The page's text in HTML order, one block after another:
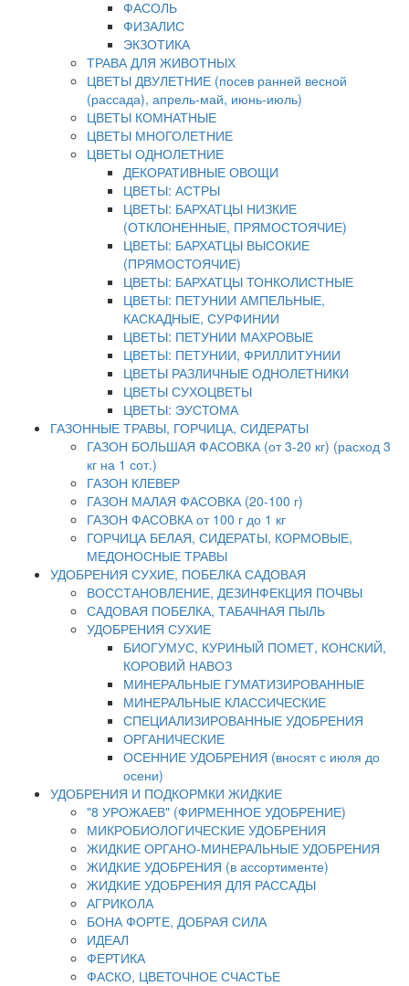
ФАСОЛЬ
ФИЗАЛИС
ЭКЗОТИКА
ТРАВА ДЛЯ ЖИВОТНЫХ
ЦВЕТЫ ДВУЛЕТНИЕ (посев ранней весной
(рассада), апрель-май, июнь-июль)
ЦВЕТЫ КОМНАТНЫЕ
ЦВЕТЫ МНОГОЛЕТНИЕ
ЦВЕТЫ ОДНОЛЕТНИЕ
ДЕКОРАТИВНЫЕ ОВОЩИ
ЦВЕТЫ: АСТРЫ
ЦВЕТЫ: БАРХАТЦЫ НИЗКИЕ
(ОТКЛОНЕННЫЕ, ПРЯМОСТОЯЧИЕ)
ЦВЕТЫ: БАРХАТЦЫ ВЫСОКИЕ
(ПРЯМОСТОЯЧИЕ)
ЦВЕТЫ: БАРХАТЦЫ ТОНКОЛИСТНЫЕ
ЦВЕТЫ: ПЕТУНИИ АМПЕЛЬНЫЕ,
КАСКАДНЫЕ, СУРФИНИИ
ЦВЕТЫ: ПЕТУНИИ МАХРОВЫЕ
ЦВЕТЫ: ПЕТУНИИ, ФРИЛЛИТУНИИ
ЦВЕТЫ РАЗЛИЧНЫЕ ОДНОЛЕТНИКИ
ЦВЕТЫ СУХОЦВЕТЫ
ЦВЕТЫ: ЭУСТОМА
ГАЗОННЫЕ ТРАВЫ, ГОРЧИЦА, СИДЕРАТЫ
ГАЗОН БОЛЬШАЯ ФАСОВКА (от 3-20 кг) (расход 3
кг на 1 сот.)
ГАЗОН КЛЕВЕР
ГАЗОН МАЛАЯ ФАСОВКА (20-100 г)
ГАЗОН ФАСОВКА от 100 г до 1 кг
ГОРЧИЦА БЕЛАЯ, СИДЕРАТЫ, КОРМОВЫЕ,
МЕДОНОСНЫЕ ТРАВЫ
УДОБРЕНИЯ СУХИЕ, ПОБЕЛКА САДОВАЯ
ВОССТАНОВЛЕНИЕ, ДЕЗИНФЕКЦИЯ ПОЧВЫ
САДОВАЯ ПОБЕЛКА, ТАБАЧНАЯ ПЫЛЬ
УДОБРЕНИЯ СУХИЕ
БИОГУМУС, КУРИНЫЙ ПОМЕТ, КОНСКИЙ,
КОРОВИЙ НАВОЗ
МИНЕРАЛЬНЫЕ ГУМАТИЗИРОВАННЫЕ
МИНЕРАЛЬНЫЕ КЛАССИЧЕСКИЕ
СПЕЦИАЛИЗИРОВАННЫЕ УДОБРЕНИЯ
ОРГАНИЧЕСКИЕ
ОСЕННИЕ УДОБРЕНИЯ (вносят с июля до
осени)
УДОБРЕНИЯ И ПОДКОРМКИ ЖИДКИЕ
"8 УРОЖАЕВ" (ФИРМЕННОЕ УДОБРЕНИЕ)
МИКРОБИОЛОГИЧЕСКИЕ УДОБРЕНИЯ
ЖИДКИЕ ОРГАНО-МИНЕРАЛЬНЫЕ УДОБРЕНИЯ
ЖИДКИЕ УДОБРЕНИЯ (в ассортименте)
ЖИДКИЕ УДОБРЕНИЯ ДЛЯ РАССАДЫ
АГРИКОЛА
БОНА ФОРТЕ, ДОБРАЯ СИЛА
ИДЕАЛ
ФЕРТИКА
ФАСКО, ЦВЕТОЧНОЕ СЧАСТЬЕ